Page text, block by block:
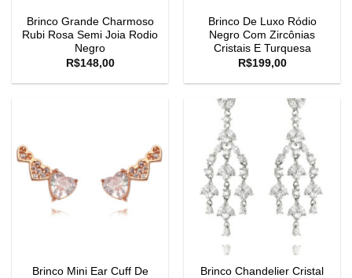
Brinco Grande Charmoso
Rubi Rosa Semi Joia Rodio
Negro
R$148,00
Brinco De Luxo Ródio
Negro Com Zircônias
Cristais E Turquesa
R$199,00
Brinco Mini Ear Cuff De
Brinco Chandelier Cristal